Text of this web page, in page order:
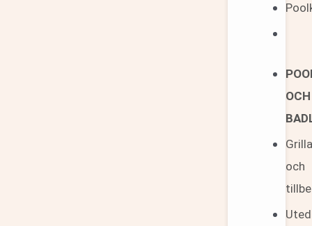
OCH
och